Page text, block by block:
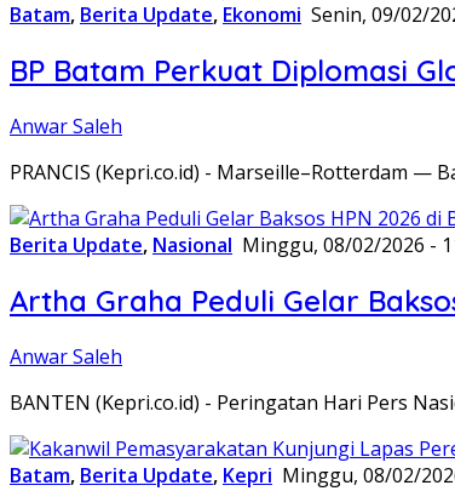
Batam, Berita Update, Ekonomi Senin, 09/02/
BP Batam Perkuat Diplomasi
Anwar Saleh
PRANCIS (Kepri.co.id) - Marseille–Rotterdam —
Berita Update, Nasional Minggu, 08/02/2026 -
Artha Graha Peduli Gelar
Anwar Saleh
BANTEN (Kepri.co.id) - Peringatan Hari Pers
Batam, Berita Update, Kepri Minggu, 08/02/